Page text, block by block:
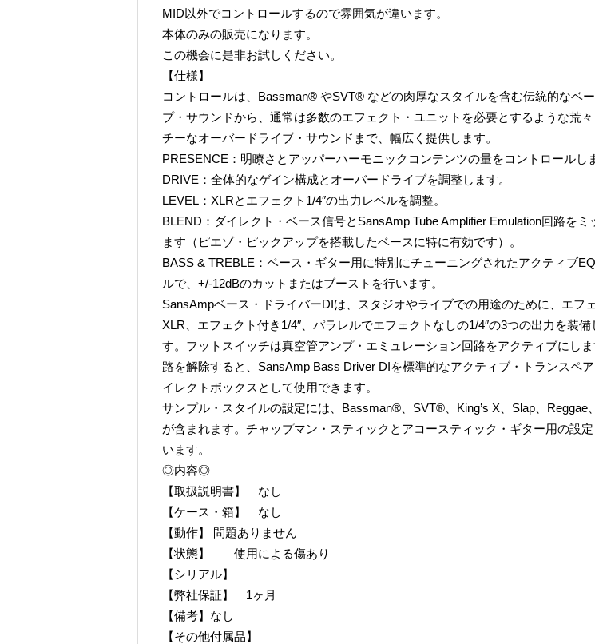
MID以外でコントロールするので雰囲気が違います。
本体のみの販売になります。
この機会に是非お試しください。
【仕様】
コントロールは、Bassman® やSVT® などの肉厚なスタイルを含む伝統的なベ
プ・サウンドから、通常は多数のエフェクト・ユニットを必要とするような荒
チーなオーバードライブ・サウンドまで、幅広く提供します。
PRESENCE：明瞭さとアッパーハーモニックコンテンツの量をコントロールし
DRIVE：全体的なゲイン構成とオーバードライブを調整します。
LEVEL：XLRとエフェクト1/4″の出力レベルを調整。
BLEND：ダイレクト・ベース信号とSansAmp Tube Amplifier Emulation回路をミ
ます（ピエゾ・ピックアップを搭載したベースに特に有効です）。
BASS & TREBLE：ベース・ギター用に特別にチューニングされたアクティブ
ルで、+/-12dBのカットまたはブーストを行います。
SansAmpベース・ドライバーDIは、スタジオやライブでの用途のために、エフ
XLR、エフェクト付き1/4″、パラレルでエフェクトなしの1/4″の3つの出力を装備
す。フットスイッチは真空管アンプ・エミュレーション回路をアクティブにし
路を解除すると、SansAmp Bass Driver DIを標準的なアクティブ・トランスペ
イレクトボックスとして使用できます。
サンプル・スタイルの設定には、Bassman®、SVT®、King’s X、Slap、Reggae
が含まれます。チャップマン・スティックとアコースティック・ギター用の設
います。
◎内容◎
【取扱説明書】 なし
【ケース・箱】 なし
【動作】 問題ありません
【状態】 使用による傷あり
【シリアル】
【弊社保証】 1ヶ月
【備考】なし
【その他付属品】